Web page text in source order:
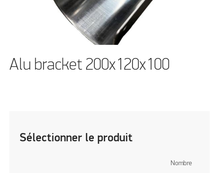
Alu bracket 200x120x100
Sélectionner le produit
Nombre